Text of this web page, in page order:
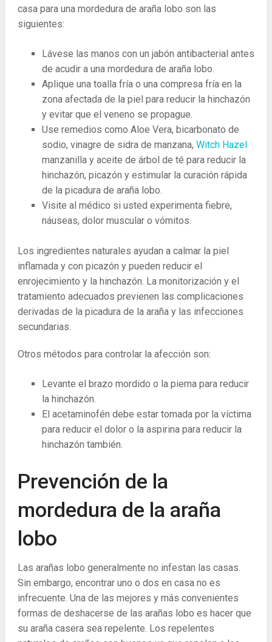
casa para una mordedura de araña lobo son las
siguientes:
Lávese las manos con un jabón antibacterial antes
de acudir a una mordedura de araña lobo.
Aplique una toalla fría o una compresa fría en la
zona afectada de la piel para reducir la hinchazón
y evitar que el veneno se propague.
Use remedios como Aloe Vera, bicarbonato de
sodio, vinagre de sidra de manzana, Witch Hazel
manzanilla y aceite de árbol de té para reducir la
hinchazón, picazón y estimular la curación rápida
de la picadura de araña lobo.
Visite al médico si usted experimenta fiebre,
náuseas, dolor muscular o vómitos.
Los ingredientes naturales ayudan a calmar la piel
inflamada y con picazón y pueden reducir el
enrojecimiento y la hinchazón. La monitorización y el
tratamiento adecuados previenen las complicaciones
derivadas de la picadura de la araña y las infecciones
secundarias.
Otros métodos para controlar la afección son:
Levante el brazo mordido o la pierna para reducir
la hinchazón.
El acetaminofén debe estar tomada por la víctima
para reducir el dolor o la aspirina para reducir la
hinchazón también.
Prevención de la
mordedura de la araña
lobo
Las arañas lobo generalmente no infestan las casas.
Sin embargo, encontrar uno o dos en casa no es
infrecuente. Una de las mejores y más convenientes
formas de deshacerse de las arañas lobo es hacer que
su araña casera sea repelente. Los repelentes